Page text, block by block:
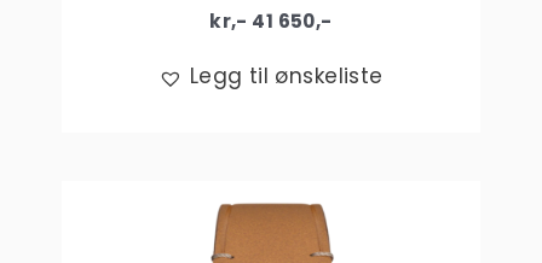
kr,- 41 650,-
Legg til ønskeliste